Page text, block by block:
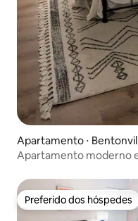
Apartamento ⋅
Apartamento moderno
Preferido dos hóspedes
Preferido dos hóspedes